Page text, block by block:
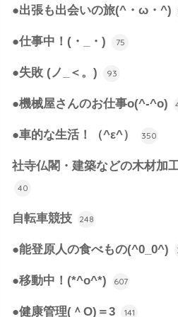
●出張も出会いの旅(^・ω・^)
●仕事中！(・_・) 75
●失敗 (ノ_＜。) 93
●機械屋さんのお仕事o(^-^o)
●車的な生活！（^ε^） 350
社寺仏閣・建築などの木材加
40
自転車競技 248
●能登原人の食べもの(^0_0^)
●移動中！(*^o^*) 607
●健康管理(＾O)＝3 141